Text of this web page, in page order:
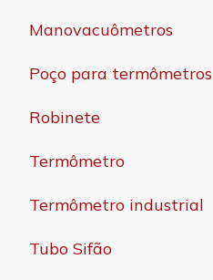
Manovacuômetros
Poço para termômetros
Robinete
Termômetro
Termômetro industrial
Tubo Sifão